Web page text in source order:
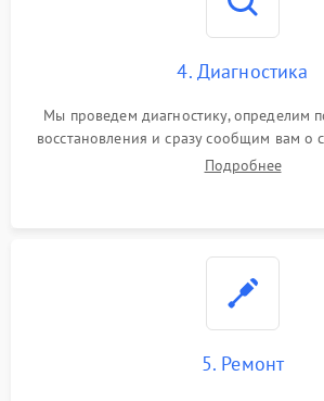
4. Диагностика
Мы проведем диагностику, определим
восстановления и сразу сообщим вам о
Подробнее
5. Ремонт